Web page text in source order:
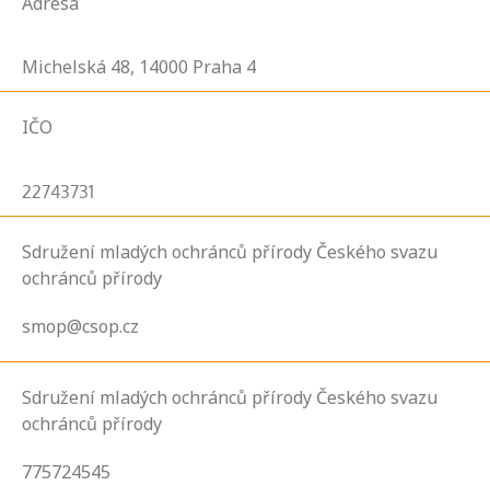
Michelská 48, 14000 Praha 4
IČO
22743731
Sdružení mladých ochránců přírody Českého svazu
ochránců přírody
smop@csop.cz
Sdružení mladých ochránců přírody Českého svazu
ochránců přírody
775724545